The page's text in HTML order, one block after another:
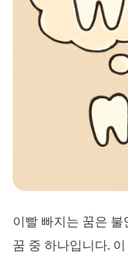
이빨 빠지는 꿈은
꿈 중 하나입니다.